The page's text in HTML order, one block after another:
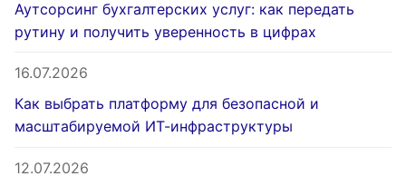
Аутсорсинг бухгалтерских услуг: как передать
рутину и получить уверенность в цифрах
16.07.2026
Как выбрать платформу для безопасной и
масштабируемой ИТ-инфраструктуры
12.07.2026